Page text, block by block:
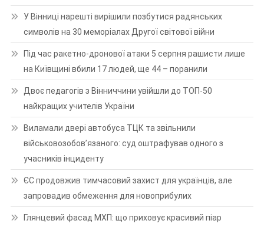
У Вінниці нарешті вирішили позбутися радянських
символів на 30 меморіалах Другої світової війни
Під час ракетно-дронової атаки 5 серпня рашисти лише
на Київщині вбили 17 людей, ще 44 – поранили
Двоє педагогів з Вінниччини увійшли до ТОП-50
найкращих учителів України
Виламали двері автобуса ТЦК та звільнили
військовозобов’язаного: суд оштрафував одного з
учасників інциденту
ЄС продовжив тимчасовий захист для українців, але
запровадив обмеження для новоприбулих
Глянцевий фасад МХП: що приховує красивий піар